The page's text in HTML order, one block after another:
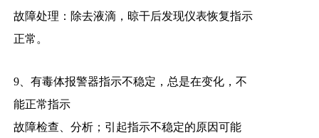
故障处理：除去液滴，晾干后发现仪表恢复指示
正常。
9、有毒体报警器指示不稳定，总是在变化，不
能正常指示
故障检查、分析；引起指示不稳定的原因可能